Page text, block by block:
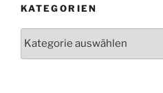
KATEGORIEN